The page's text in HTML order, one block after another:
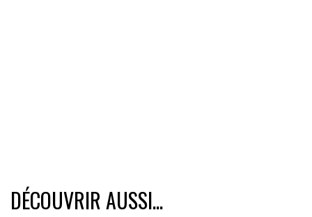
DÉCOUVRIR AUSSI...